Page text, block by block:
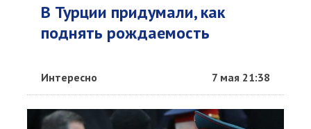
В Турции придумали, как
поднять рождаемость
Интересно 7 мая 21:38